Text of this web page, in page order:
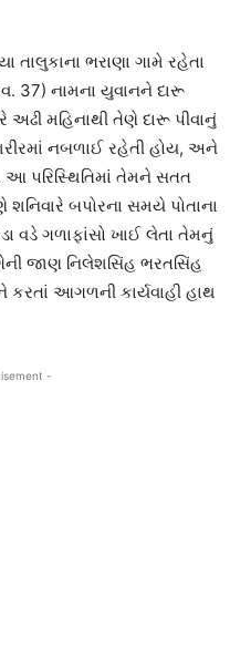
ભરાણા ગામે રહેતા
37) નામના યુવાનને દારૂ
મહિનાથી તેણે દારૂ પીવાનું
નબળાઈ રહેતી હોય, અને
પરિસ્થિતિમાં તેમને સતત
શનિવારે બપોરના સમયે પોતાના
વડે ગળાફાંસો ખાઈ લેતા તેમનું
જાણ નિલેશસિંહ ભરતસિંહ
કરતાં આગળની કાર્યવાહી હાથ
-